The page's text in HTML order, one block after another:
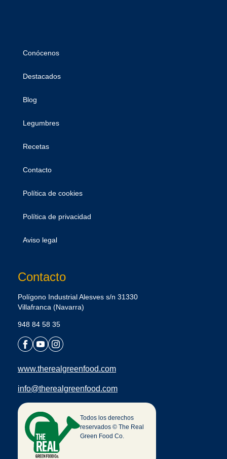
Conócenos
Destacados
Blog
Legumbres
Recetas
Contacto
Política de cookies
Política de privacidad
Aviso legal
Contacto
Polígono Industrial Alesves s/n 31330
Villafranca (Navarra)
948 84 58 35
www.therealgreenfood.com
info@therealgreenfood.com
Todos los derechos
reservados © The Real
Green Food Co.